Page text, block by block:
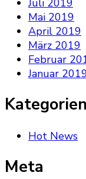
Juli 2019
Mai 2019
April 2019
März 2019
Februar
Januar
Kategorien
Hot News
Meta